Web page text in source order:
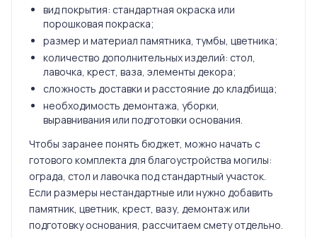
вид покрытия: стандартная окраска или
порошковая покраска;
размер и материал памятника, тумбы, цветника;
количество дополнительных изделий: стол,
лавочка, крест, ваза, элементы декора;
сложность доставки и расстояние до кладбища;
необходимость демонтажа, уборки,
выравнивания или подготовки основания.
Чтобы заранее понять бюджет, можно начать с
готового комплекта для благоустройства могилы:
ограда, стол и лавочка под стандартный участок.
Если размеры нестандартные или нужно добавить
памятник, цветник, крест, вазу, демонтаж или
подготовку основания, рассчитаем смету отдельно.